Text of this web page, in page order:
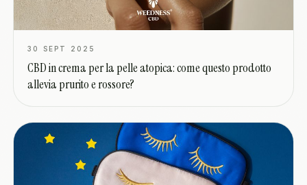
30 SEPT 2025
CBD in crema per la pelle atopica: come questo prodotto
allevia prurito e rossore?